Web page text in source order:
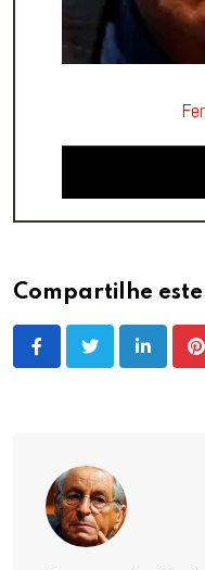
Compartilhe
LinkedIn